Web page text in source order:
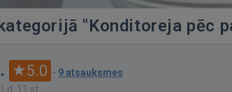
"Konditoreja pēc
5.0 · 9 atsauksmes
d. 11 st.